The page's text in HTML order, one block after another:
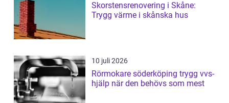
Skorstensrenovering i Skåne:
Trygg värme i skånska hus
10 juli 2026
Rörmokare söderköping trygg vvs-
hjälp när den behövs som mest